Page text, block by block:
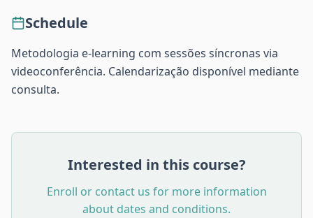
Schedule
Metodologia e-learning com sessões síncronas via
videoconferência. Calendarização disponível mediante
consulta.
Interested in this course?
Enroll or contact us for more information
about dates and conditions.